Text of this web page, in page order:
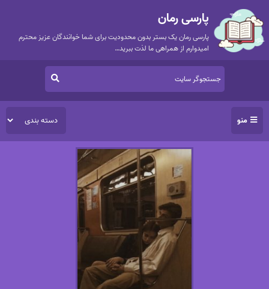
پارسی رمان
پارسی رمان یک بستر بدون محدودیت برای شما خوانندگان عزیز محترم
امیدوارم از همراهی ما لذت ببرید…
منو